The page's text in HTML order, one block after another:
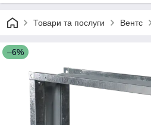
Товари та послуги Вентс
–6%